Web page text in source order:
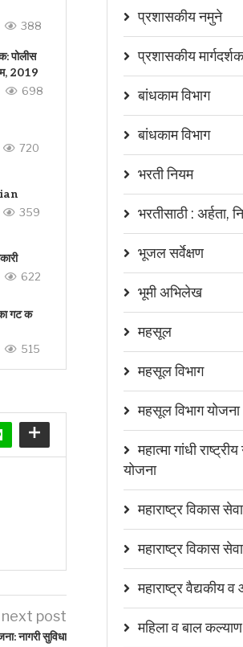
388
पोलीस
2019
698
720
359
622
गट क
515
next post
नागरी सुविधा
प्रशासकीय नमुने
प्रशासकीय
बांधकाम विभाग
बांधकाम विभाग
भरती नियम
भरतीसाठी : अर्हता,
भूजल सर्वेक्षण
भूमी अभिलेख
महसूल
महसूल विभाग
महसूल विभाग योजना
महात्मा गांधी
योजना
महाराष्ट्र विकास सेवा
महाराष्ट्र विकास सेवा
महाराष्ट्र वैद्यकीय
महिला व बाल कल्याण